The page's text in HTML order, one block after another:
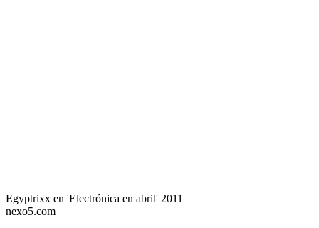
Egyptrixx en 'Electrónica en abril' 2011
nexo5.com